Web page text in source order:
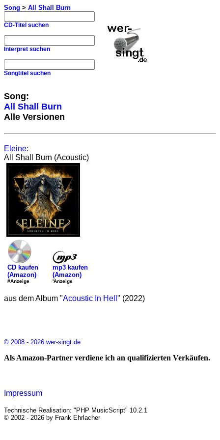
Song > All Shall Burn
CD-Titel suchen
Interpret suchen
Songtitel suchen
Song:
All Shall Burn
Alle Versionen
Eleine:
All Shall Burn (Acoustic)
CD kaufen
(Amazon)
#Anzeige
mp3 kaufen
(Amazon)
'Anzeige
aus dem Album "Acoustic In Hell " (2022)
© 2008 - 2026 wer-singt.de
Als Amazon-Partner verdiene ich an qualifizierten Verkäufen.
Impressum
Technische Realisation: "PHP MusicScript" 10.2.1
© 2002 - 2026 by Frank Ehrlacher